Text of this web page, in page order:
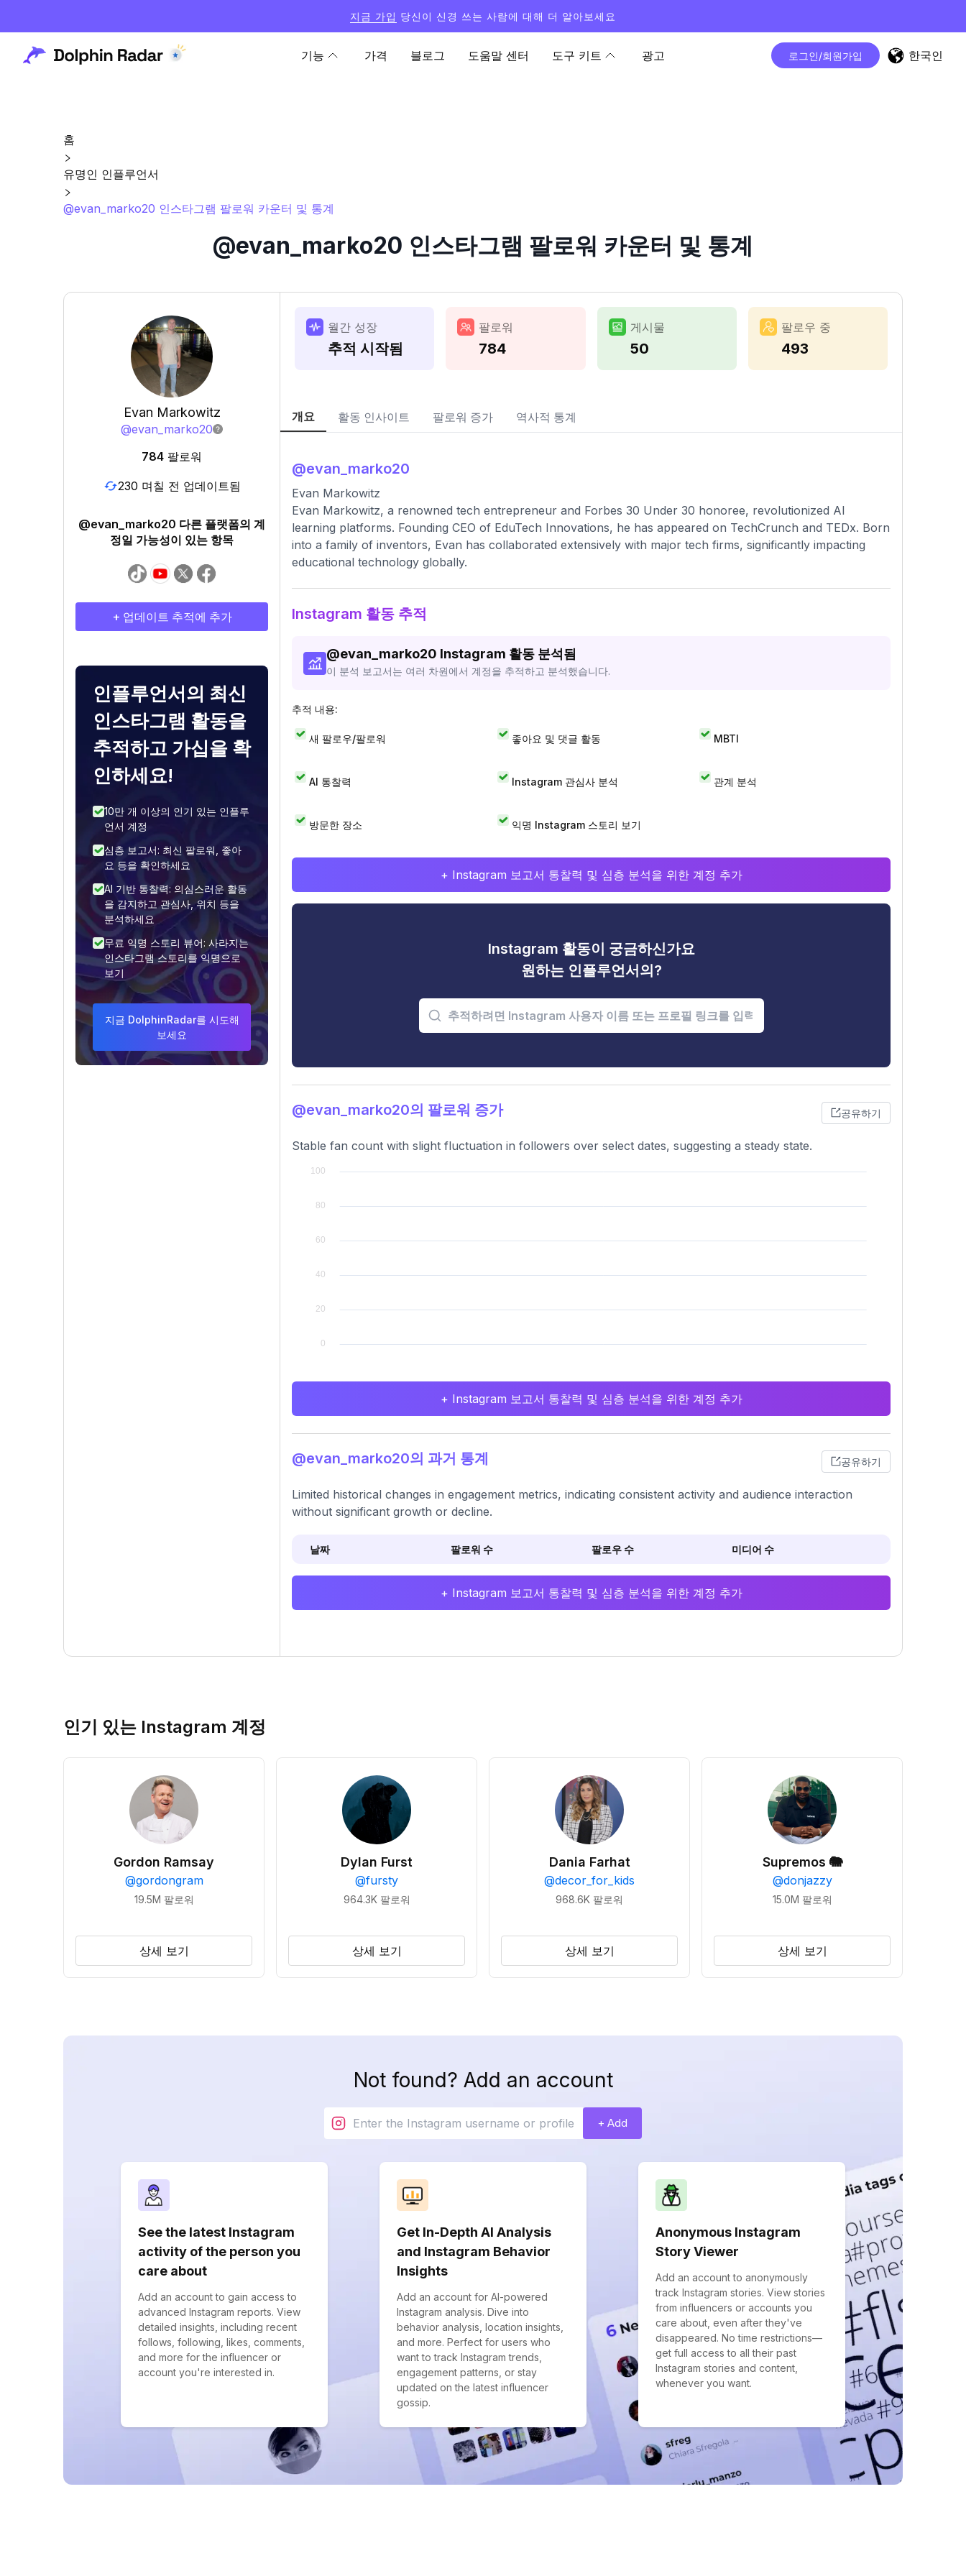
지금 가입 당신이 신경 쓰는 사람에 대해 더 알아보세요
기능 가격 블로그 도움말 센터 도구 키트 광고 로그인/회원가입 한국인
홈
유명인 인플루언서
@evan_marko20 인스타그램 팔로워 카운터 및 통계
@evan_marko20 인스타그램 팔로워 카운터 및 통계
Evan Markowitz
@evan_marko20
784 팔로워
230 며칠 전 업데이트됨
@evan_marko20 다른 플랫폼의 계
정일 가능성이 있는 항목
+ 업데이트 추적에 추가
인플루언서의 최신
인스타그램 활동을
추적하고 가십을 확
인하세요!
10만 개 이상의 인기 있는 인플루
언서 계정
심층 보고서: 최신 팔로워, 좋아
요 등을 확인하세요
AI 기반 통찰력: 의심스러운 활동
을 감지하고 관심사, 위치 등을
분석하세요
무료 익명 스토리 뷰어: 사라지는
인스타그램 스토리를 익명으로
보기
지금 DolphinRadar를 시도해
보세요
월간 성장
추적 시작됨
팔로워
784
게시물
50
팔로우 중
493
개요 활동 인사이트 팔로워 증가 역사적 통계
@evan_marko20
Evan Markowitz
Evan Markowitz, a renowned tech entrepreneur and Forbes 30 Under 30 honoree, revolutionized AI
learning platforms. Founding CEO of EduTech Innovations, he has appeared on TechCrunch and TEDx. Born
into a family of inventors, Evan has collaborated extensively with major tech firms, significantly impacting
educational technology globally.
Instagram 활동 추적
@evan_marko20 Instagram 활동 분석됨
이 분석 보고서는 여러 차원에서 계정을 추적하고 분석했습니다.
추적 내용:
새 팔로우/팔로워 좋아요 및 댓글 활동 MBTI
AI 통찰력 Instagram 관심사 분석 관계 분석
방문한 장소 익명 Instagram 스토리 보기
+ Instagram 보고서 통찰력 및 심층 분석을 위한 계정 추가
Instagram 활동이 궁금하신가요
원하는 인플루언서의?
@evan_marko20의 팔로워 증가 공유하기
Stable fan count with slight fluctuation in followers over select dates, suggesting a steady state.
+ Instagram 보고서 통찰력 및 심층 분석을 위한 계정 추가
@evan_marko20의 과거 통계 공유하기
Limited historical changes in engagement metrics, indicating consistent activity and audience interaction
without significant growth or decline.
날짜 팔로워 수 팔로우 수 미디어 수
+ Instagram 보고서 통찰력 및 심층 분석을 위한 계정 추가
인기 있는 Instagram 계정
Gordon Ramsay
@gordongram
19.5M 팔로워
상세 보기
Dylan Furst
@fursty
964.3K 팔로워
상세 보기
Dania Farhat
@decor_for_kids
968.6K 팔로워
상세 보기
Supremos 🐘
@donjazzy
15.0M 팔로워
상세 보기
Not found? Add an account
+ Add
See the latest Instagram
activity of the person you
care about
Add an account to gain access to
advanced Instagram reports. View
detailed insights, including recent
follows, following, likes, comments,
and more for the influencer or
account you're interested in.
Get In-Depth AI Analysis
and Instagram Behavior
Insights
Add an account for AI-powered
Instagram analysis. Dive into
behavior analysis, location insights,
and more. Perfect for users who
want to track Instagram trends,
engagement patterns, or stay
updated on the latest influencer
gossip.
Anonymous Instagram
Story Viewer
Add an account to anonymously
track Instagram stories. View stories
from influencers or accounts you
care about, even after they've
disappeared. No time restrictions—
get full access to all their past
Instagram stories and content,
whenever you want.